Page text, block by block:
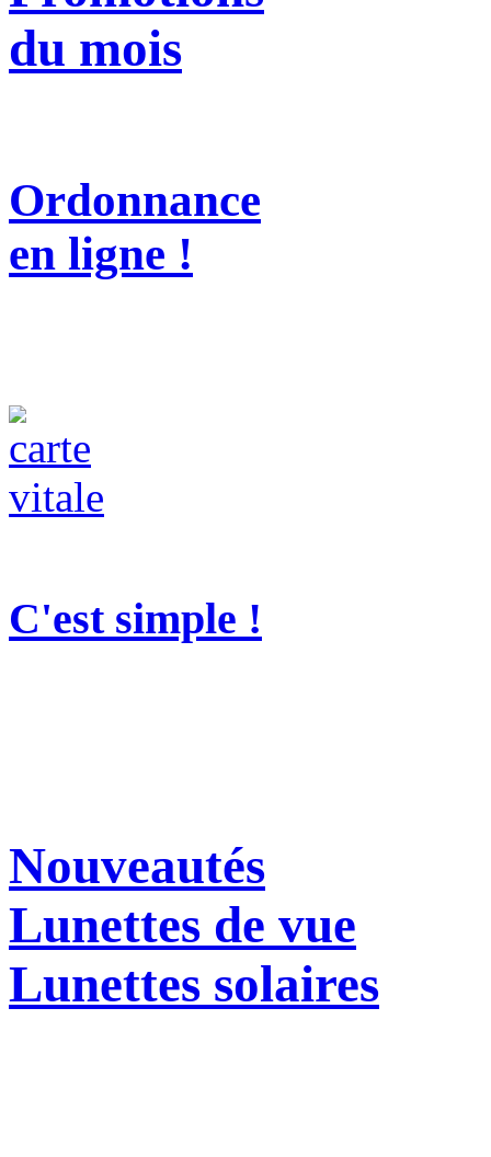
du mois
Ordonnance
en ligne !
C'est simple !
Nouveautés
Lunettes de vue
Lunettes solaires